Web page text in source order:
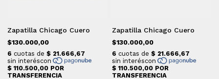
Zapatilla Chicago Cuero
$130.000,00
Zapatilla Chicago Cuero
$130.000,00